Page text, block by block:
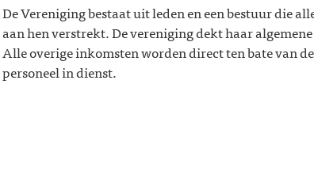
De Vereniging bestaat uit leden en een bestuur die
aan hen verstrekt. De vereniging dekt haar
Alle overige inkomsten worden direct ten bate van
personeel in dienst.